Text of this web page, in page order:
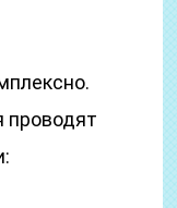
проводят